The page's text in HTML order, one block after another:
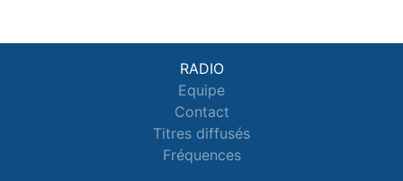
RADIO
Equipe
Contact
Titres diffusés
Fréquences